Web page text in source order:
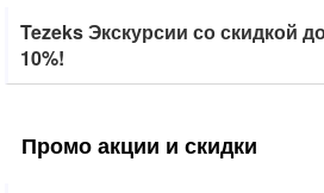
Tezeks Экскурсии со скидкой
10%!
Промо акции и скидки